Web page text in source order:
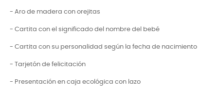
- Aro de madera con orejitas
- Cartita con el significado del nombre del bebé
- Cartita con su personalidad según la fecha de nacimiento
- Tarjetón de felicitación
- Presentación en caja ecológica con lazo